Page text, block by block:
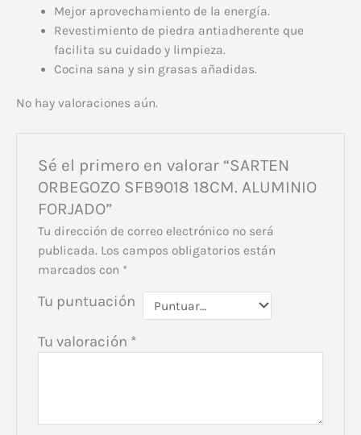
Mejor aprovechamiento de la energía.
Revestimiento de piedra antiadherente que
facilita su cuidado y limpieza.
Cocina sana y sin grasas añadidas.
No hay valoraciones aún.
Sé el primero en valorar “SARTEN
ORBEGOZO SFB9018 18CM. ALUMINIO
FORJADO”
Tu dirección de correo electrónico no será
publicada. Los campos obligatorios están
marcados con *
Tu puntuación
Tu valoración *